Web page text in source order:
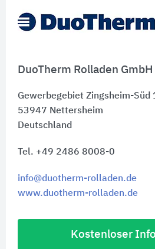
DuoTherm Rolladen GmbH
Gewerbegebiet Zingsheim-Süd
53947 Nettersheim
Deutschland
Tel. +49 2486 8008-0
info@duotherm-rolladen.de
www.duotherm-rolladen.de
Kostenloser
Schnelleinstiege